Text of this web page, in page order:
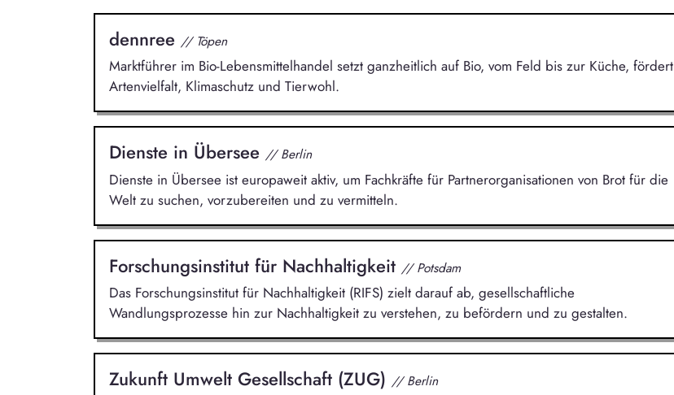
dennree // Töpen
Marktführer im Bio-Lebensmittelhandel setzt ganzheitlich auf Bio, vom Feld bis zur Küche, fördert
Artenvielfalt, Klimaschutz und Tierwohl.
Dienste in Übersee // Berlin
Dienste in Übersee ist europaweit aktiv, um Fachkräfte für Partnerorganisationen von Brot für die
Welt zu suchen, vorzubereiten und zu vermitteln.
Forschungsinstitut für Nachhaltigkeit // Potsdam
Das Forschungsinstitut für Nachhaltigkeit (RIFS) zielt darauf ab, gesellschaftliche
Wandlungsprozesse hin zur Nachhaltigkeit zu verstehen, zu befördern und zu gestalten.
Zukunft Umwelt Gesellschaft (ZUG) // Berlin